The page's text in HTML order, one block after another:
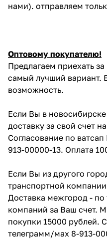
нами). отправляем
Оптовому покупателю!
Предлагаем приехать
самый лучший вариант.
возможность.
Если Вы в
доставку за свой счет
Согласование по
913-00000-13. Оплата
Если Вы из другого
транспортной
Доставка межгород -
компаний за Ваш счет.
покупки 15000 рублей.
телеграмм/мах 8-913-